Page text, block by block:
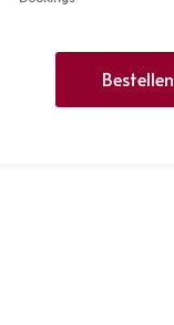
Bestellen